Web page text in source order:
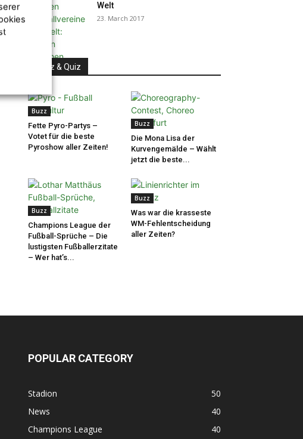
Welt
23. March 2017
Buzz & Quiz
Buzz
Fette Pyro-Partys –
Votet für die beste
Pyroshow aller Zeiten!
Buzz
Die Mona Lisa der
Kurvengemälde – Wählt
jetzt die beste...
Buzz
Champions League der
Fußball-Sprüche – Die
lustigsten Fußballerzitate
– Wer hat’s...
Buzz
Was war die krasseste
WM-Fehlentscheidung
aller Zeiten?
POPULAR CATEGORY
Stadion
50
News
40
Champions League
40